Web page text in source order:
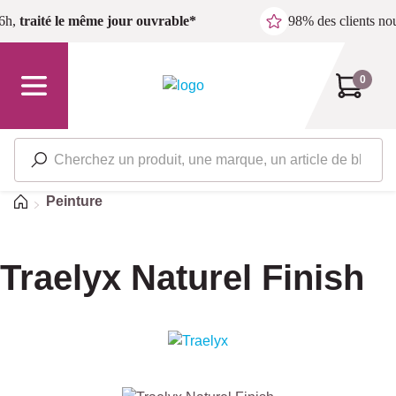
Passer au contenu principal
traité le même jour ouvrable* 98% des clients
0
AccueilPeinture
Traelyx Naturel Finish